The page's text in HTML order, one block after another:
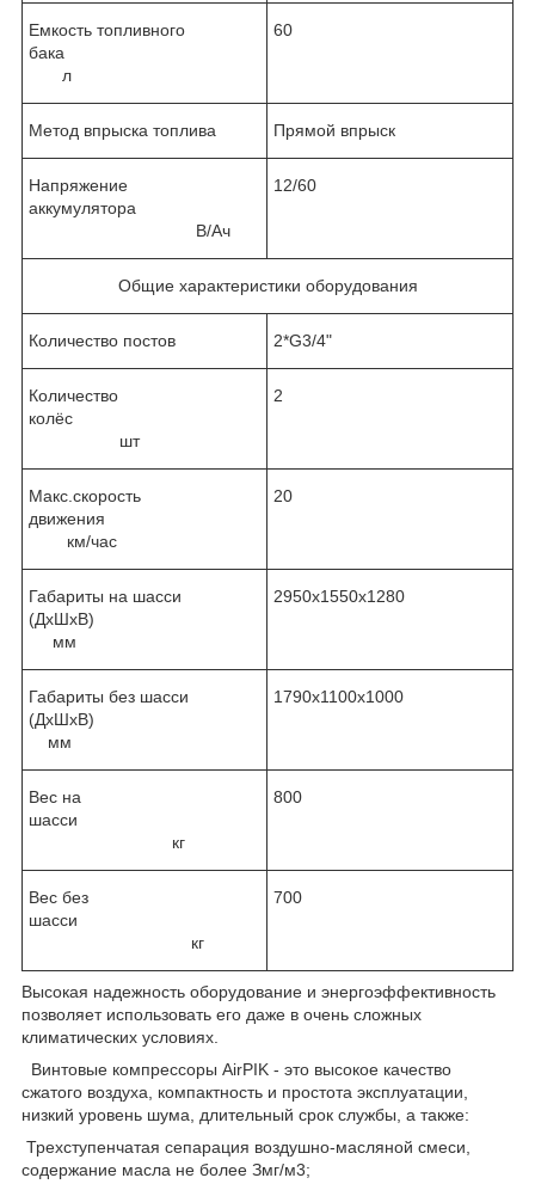
Емкость топливного
бака
л
60
Метод впрыска топлива Прямой впрыск
Напряжение
аккумулятора
В/Ач
12/60
Общие характеристики оборудования
Количество постов 2*G3/4"
Количество
колёс
шт
2
Макс.скорость
движения
км/час
20
Габариты на шасси
(ДхШхВ)
мм
2950х1550х1280
Габариты без шасси
(ДхШхВ)
мм
1790х1100х1000
Вес на
шасси
кг
800
Вес без
шасси
кг
700
Высокая надежность оборудование и энергоэффективность
позволяет использовать его даже в очень сложных
климатических условиях.
Винтовые компрессоры AirPIK - это высокое качество
сжатого воздуха, компактность и простота эксплуатации,
низкий уровень шума, длительный срок службы, а также:
Трехступенчатая сепарация воздушно-масляной смеси,
содержание масла не более Змг/м3;